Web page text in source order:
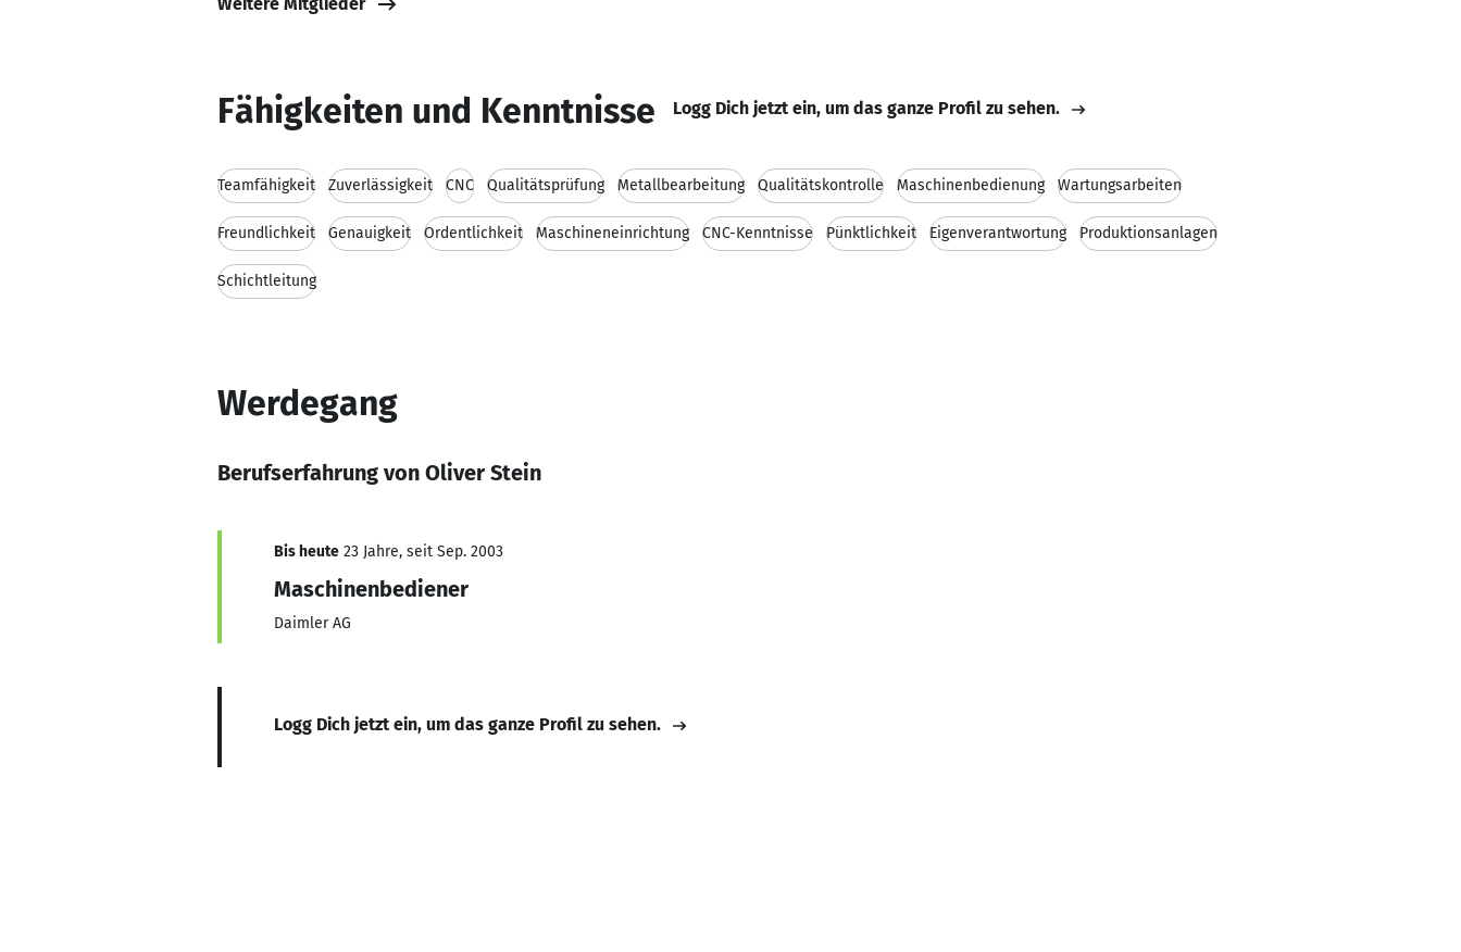
Fähigkeiten und Kenntnisse Logg Dich jetzt ein, um das ganze Profil zu sehen.
Teamfähigkeit Zuverlässigkeit CNC Qualitätsprüfung Metallbearbeitung Qualitätskontrolle Maschinenbedienung Wartungsarbeiten
Freundlichkeit Genauigkeit Ordentlichkeit Maschineneinrichtung CNC-Kenntnisse Pünktlichkeit Eigenverantwortung Produktionsanlagen
Schichtleitung
Werdegang
Berufserfahrung von Oliver Stein
Bis heute 23 Jahre, seit Sep. 2003
Maschinenbediener
Daimler AG
Logg Dich jetzt ein, um das ganze Profil zu sehen.